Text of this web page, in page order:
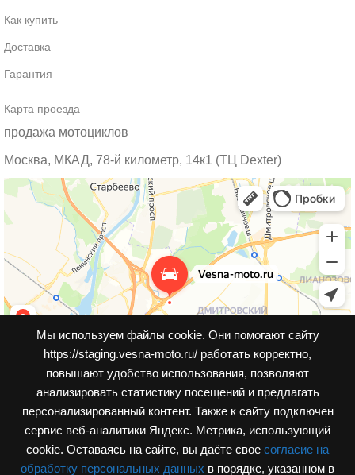
Мы используем файлы cookie. Они помогают сайту
https://staging.vesna-moto.ru/ работать корректно,
повышают удобство использования, позволяют
анализировать статистику посещений и предлагать
персонализированный контент. Также к cайту подключен
сервис веб-аналитики Яндекс. Метрика, использующий
cookie. Оставаясь на сайте, вы даёте свое согласие на
обработку персональных данных в порядке, указанном в
Как купить
Доставка
Гарантия
Карта проезда
продажа мотоциклов
Москва, МКАД, 78-й километр, 14к1 (ТЦ Dexter)